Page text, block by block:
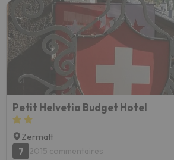
Petit Helvetia Budget Hotel
Zermatt
7
2015 commentaires